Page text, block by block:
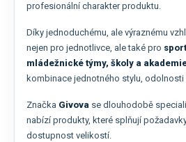
profesionální charakter produktu.
Díky jednoduchému, ale výraznému
nejen pro jednotlivce, ale také pro
mládežnické týmy, školy a
kombinace jednotného stylu,
Značka Givova se dlouhodobě
nabízí produkty, které splňují
dostupnost velikostí.